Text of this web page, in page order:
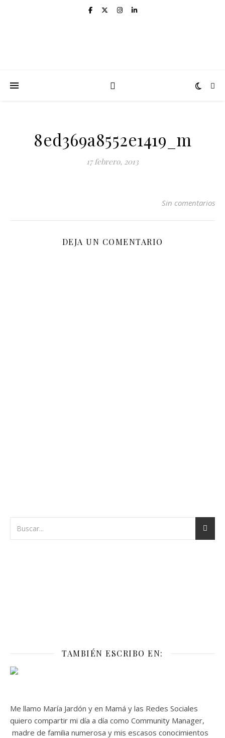
8ed369a8552e1419_m
17 febrero, 2013
Sin comentarios
DEJA UN COMENTARIO
TAMBIÉN ESCRIBO EN:
Me llamo María Jardón y en Mamá y las Redes Sociales
quiero compartir mi día a día como Community Manager,
madre de familia numerosa y mis escasos conocimientos